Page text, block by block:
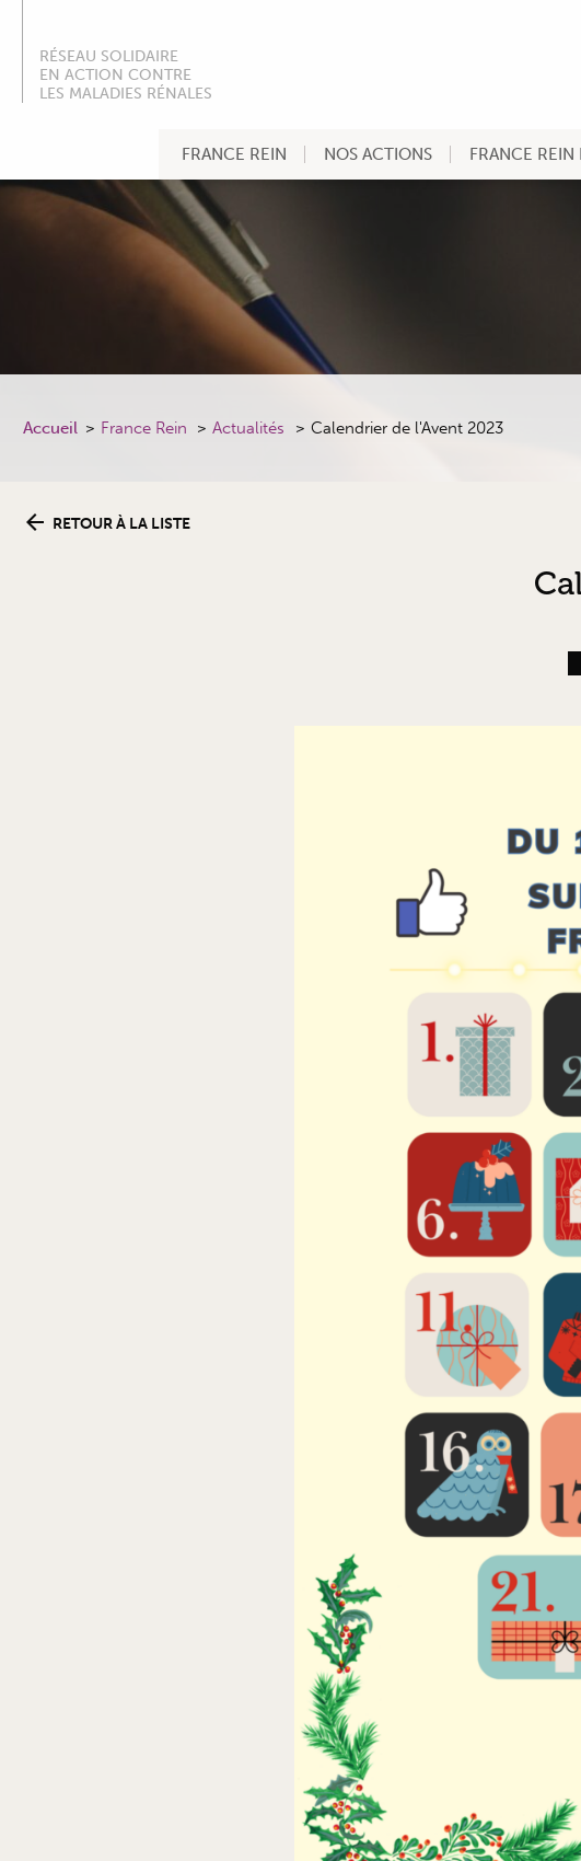
RÉSEAU SOLIDAIRE
EN ACTION CONTRE
LES MALADIES RÉNALES
FRANCE REIN NOS ACTIONS FRANCE REIN
Accueil France Rein Actualités Calendrier de l'Avent 2023
RETOUR À LA LISTE